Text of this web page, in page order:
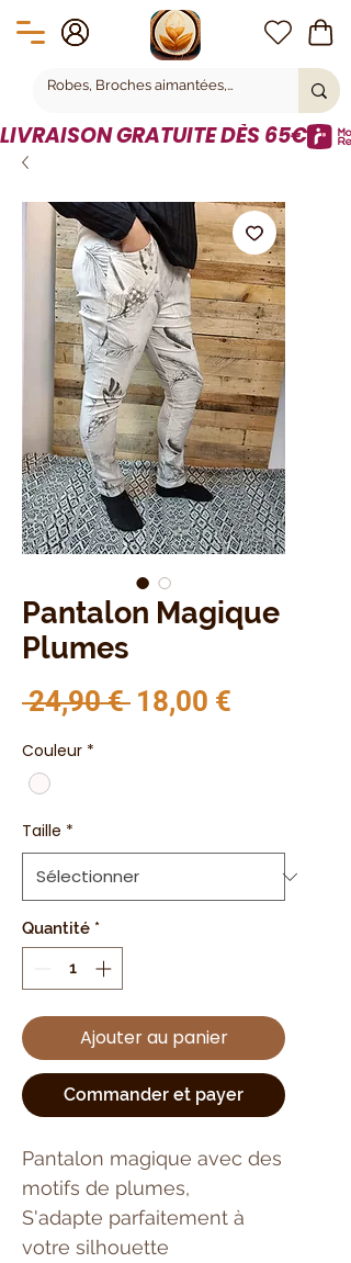
LIVRAISON GRATUITE DÈS 65€
Pantalon Magique
Plumes
24,90 € Prix original
18,00 €
Couleur *
Taille *
Quantité *
Ajouter au panier
Commander et payer
Pantalon magique avec des
motifs de plumes,
S'adapte parfaitement à
votre silhouette